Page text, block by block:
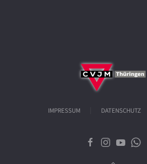
IMPRESSUM DATENSCHUTZ